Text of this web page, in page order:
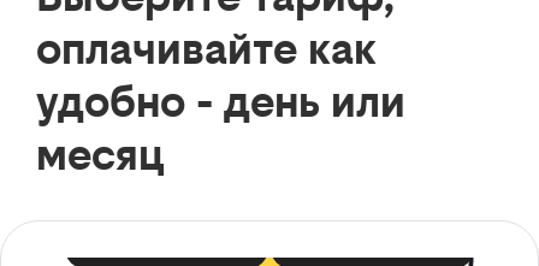
оплачивайте как
удобно - день или
месяц